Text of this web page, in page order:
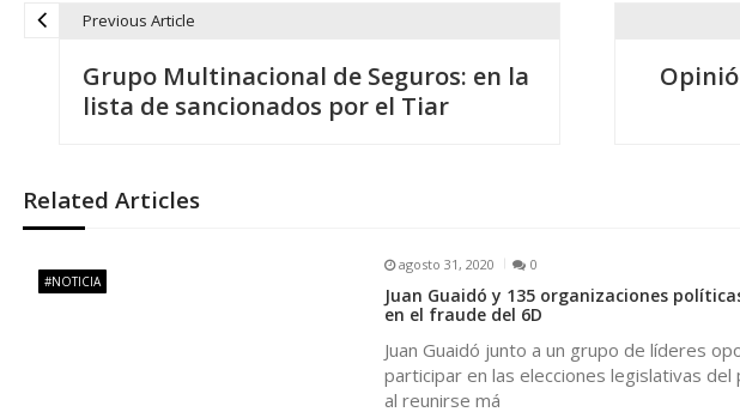
e
g
Previous Article
Grupo Multinacional de Seguros: en la
lista de sancionados por el Tiar
Related Articles
#NOTICIA
agosto 31, 2020 0
Juan Guaidó y 135 organizaciones
en el fraude del 6D
Juan Guaidó junto a un grupo de líderes
participar en las elecciones legislativas
al reunirse má